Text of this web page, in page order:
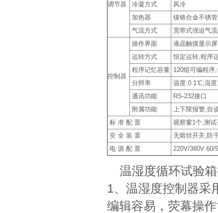
调节器
冷凝方式
风冷
加热器
镍铬合金不锈
气流方式
宽带式强迫气
控制器
操作界面
液晶触摸显示
运转方式
恒定运转,程序
程序记忆容量 120组可编程序
分辩率
温度:0.1℃;湿度
通讯功能
RS-232接口
附属功能
上下限报警,自
标 准 配 置
观察窗1个,测
安 全 装 置
无熔丝开关,防
电 源 配 置
220V/380V 60/
温湿度循环试验
1、温湿度控制器采
编辑容易，荧幕操